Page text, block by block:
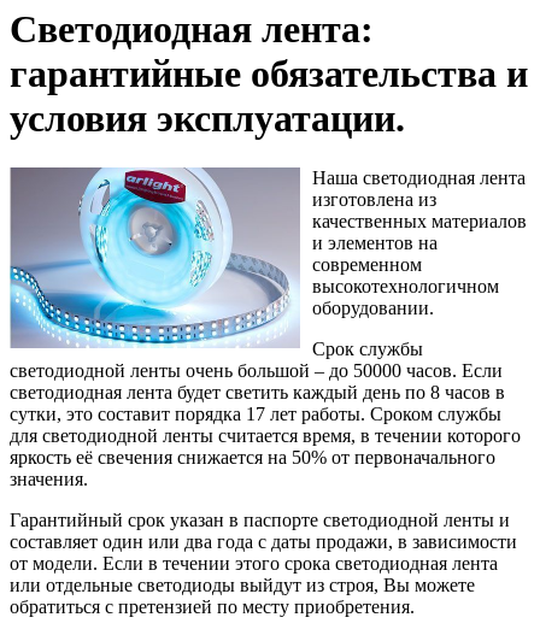
Светодиодная лента:
гарантийные обязательства и
условия эксплуатации.
Наша светодиодная лента
изготовлена из
качественных материалов
и элементов на
современном
высокотехнологичном
оборудовании.
Срок службы
светодиодной ленты очень большой – до 50000 часов. Если
светодиодная лента будет светить каждый день по 8 часов в
сутки, это составит порядка 17 лет работы. Сроком службы
для светодиодной ленты считается время, в течении которого
яркость её свечения снижается на 50% от первоначального
значения.
Гарантийный срок указан в паспорте светодиодной ленты и
составляет один или два года с даты продажи, в зависимости
от модели. Если в течении этого срока светодиодная лента
или отдельные светодиоды выйдут из строя, Вы можете
обратиться с претензией по месту приобретения.